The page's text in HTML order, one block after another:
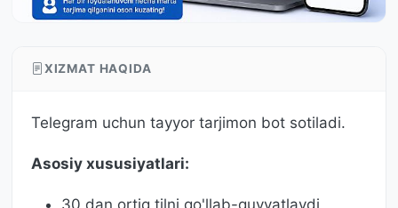
XIZMAT HAQIDA
Telegram uchun tayyor tarjimon bot sotiladi.
Asosiy xususiyatlari:
30 dan ortiq tilni qo'llab-quvvatlaydi